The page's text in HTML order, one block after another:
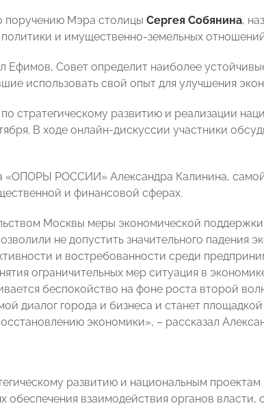
поручению Мэра столицы Сергея Собянина,
и имущественно-земельных
Ефимов, Совет определит наиболее
использовать свой опыт для улучшения
стратегическому развитию и реализации
В ходе онлайн-дискуссии участники
«ОПОРЫ РОССИИ» Александра Калинина,
и финансовой сферах.
Москвы меры экономической
не допустить значительного падения
и востребованности среди
ограничительных мер ситуация в
беспокойство на фоне роста второй
диалог города и бизнеса и станет
экономики», – рассказал
развитию и национальным
обеспечения взаимодействия органов